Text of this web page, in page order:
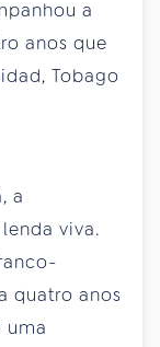
a
anos que
Tobago
a
viva.
quatro anos
uma